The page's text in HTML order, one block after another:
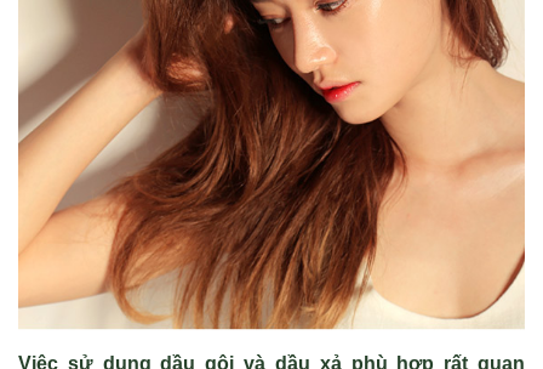
Việc sử dụng dầu gội và dầu xả phù hợp rất quan